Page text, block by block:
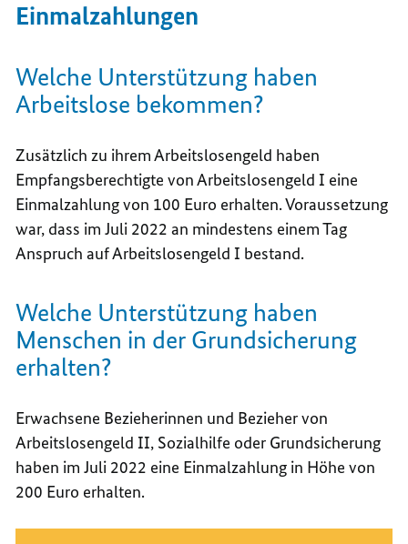
Einmalzahlungen
Welche Unterstützung haben
Arbeitslose bekommen?
Zusätzlich zu ihrem Arbeitslosengeld haben
Empfangsberechtigte von Arbeitslosengeld I eine
Einmalzahlung von 100 Euro erhalten. Voraussetzung
war, dass im Juli 2022 an mindestens einem Tag
Anspruch auf Arbeitslosengeld I bestand.
Welche Unterstützung haben
Menschen in der Grundsicherung
erhalten?
Erwachsene Bezieherinnen und Bezieher von
Arbeitslosengeld II, Sozialhilfe oder Grundsicherung
haben im Juli 2022 eine Einmalzahlung in Höhe von
200 Euro erhalten.